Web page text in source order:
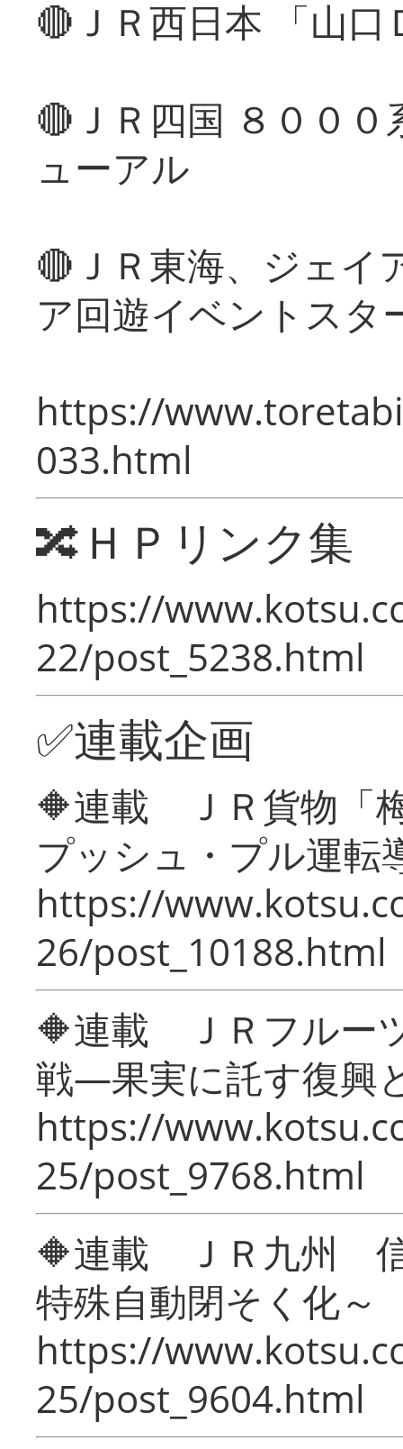
🔴ＪＲ西日本 「山
🔴ＪＲ四国 ８００
ューアル
🔴ＪＲ東海、ジェイ
ア回遊イベントスタ
https://
033.html
🔀ＨＰリンク集
https://
22/post_5238.html
✅連載企画
🔶連載 ＪＲ貨物「
プッシュ・プル運転
https://
26/post_10188.html
🔶連載 ＪＲフルー
戦―果実に託す復興
https://
25/post_9768.html
🔶連載 ＪＲ九州 信
特殊自動閉そく化～
https://
25/post_9604.html